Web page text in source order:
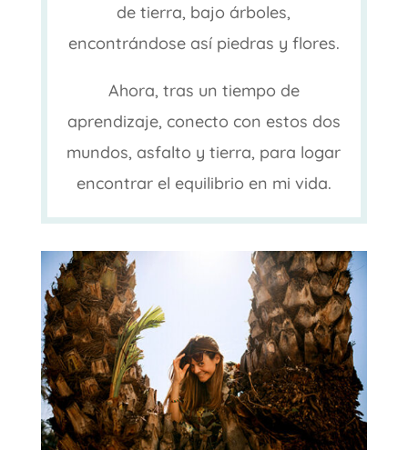
de tierra, bajo árboles,
encontrándose así piedras y flores.
Ahora, tras un tiempo de
aprendizaje, conecto con estos dos
mundos, asfalto y tierra, para logar
encontrar el equilibrio en mi vida.